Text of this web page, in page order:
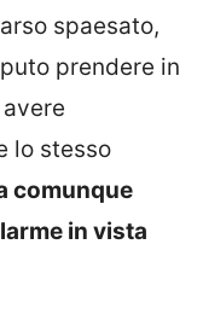
spaesato,
prendere in
lo stesso
comunque
in vista